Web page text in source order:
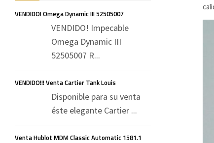
VENDIDO! Omega Dynamic III 52505007
VENDIDO! Impecable
Omega Dynamic III
52505007 R...
VENDIDO!!! Venta Cartier Tank Louis
Disponible para su venta
éste elegante Cartier ...
Venta Hublot MDM Classic Automatic 1581.1